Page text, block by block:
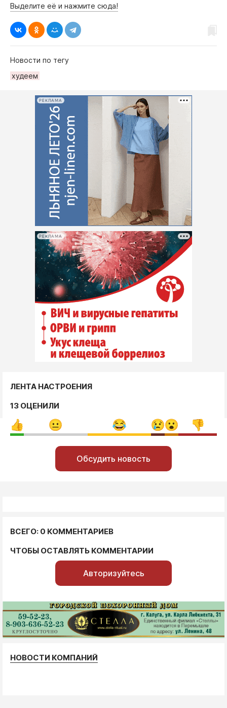
Выделите её и нажмите сюда!
Новости по тегу
худеем
РЕКЛАМА
РЕКЛАМА
ЛЕНТА НАСТРОЕНИЯ
13 ОЦЕНИЛИ
Обсудить новость
ВСЕГО: 0 КОММЕНТАРИЕВ
ЧТОБЫ ОСТАВЛЯТЬ КОММЕНТАРИИ
Авторизуйтесь
НОВОСТИ КОМПАНИЙ